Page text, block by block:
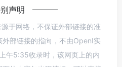
声明
于网络，不保证外部链接的准
部链接的指向，不由OpenI实
午5:35收录时，该网页上的内